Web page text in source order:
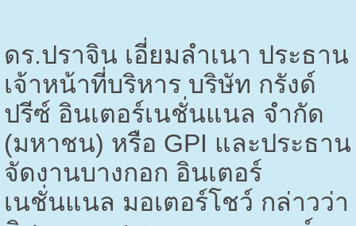
ดร.ปราจิน เอี่ยมลำเนา ประธาน
เจ้าหน้าที่บริหาร บริษัท กรังด์
ปรีซ์ อินเตอร์เนชั่นแนล จำกัด
(มหาชน) หรือ GPI และประธาน
จัดงานบางกอก อินเตอร์
เนชั่นแนล มอเตอร์โชว์ กล่าวว่า